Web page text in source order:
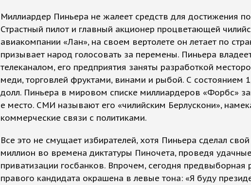
Миллиардер Пиньера не жалеет средств для достижения
Страстный пилот и главный акционер процветающей
авиакомпании «Лан», на своем вертолете он летает по
призывает народ голосовать за перемены. Пиньера
телеканалом, его предприятия заняты разработкой
меди, торговлей фруктами, винами и рыбой. С состоянием
долл. Пиньера в мировом списке миллиардеров «Форбс»
е место. СМИ называют его «чилийским Берлускони»,
коммерческие связи с политиками.
Все это не смущает избирателей, хотя Пиньера сделал
миллион во времена диктатуры Пиночета, проведя
приватизации госбанков. Впрочем, сегодня предвыборная
правого кандидата окрашена в левые тона: «Я буду